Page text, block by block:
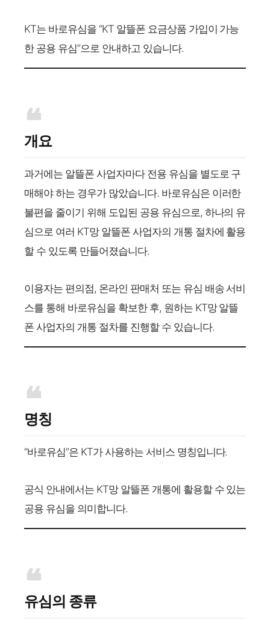
KT는 바로유심을 “KT 알뜰폰 요금상품 가입이 가능
한 공용 유심”으로 안내하고 있습니다.
개요
과거에는 알뜰폰 사업자마다 전용 유심을 별도로 구
매해야 하는 경우가 많았습니다. 바로유심은 이러한
불편을 줄이기 위해 도입된 공용 유심으로, 하나의 유
심으로 여러 KT망 알뜰폰 사업자의 개통 절차에 활용
할 수 있도록 만들어졌습니다.
이용자는 편의점, 온라인 판매처 또는 유심 배송 서비
스를 통해 바로유심을 확보한 후, 원하는 KT망 알뜰
폰 사업자의 개통 절차를 진행할 수 있습니다.
명칭
“바로유심”은 KT가 사용하는 서비스 명칭입니다.
공식 안내에서는 KT망 알뜰폰 개통에 활용할 수 있는
공용 유심을 의미합니다.
유심의 종류